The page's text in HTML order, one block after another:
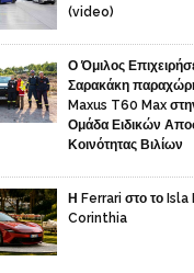
(video)
Ο Όμιλος
Σαρακάκη
Maxus T60 Max
Ομάδα Ειδικών
Κοινότητας Βιλίων
Η Ferrari στο το Isla
Corinthia